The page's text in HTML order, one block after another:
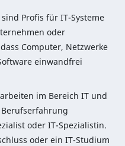
Profis für IT-Systeme
oder
Computer, Netzwerke
einwandfrei
im Bereich IT und
Berufserfahrung
oder IT-Spezialistin.
oder ein IT-Studium